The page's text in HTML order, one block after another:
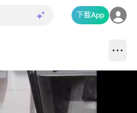
下載App